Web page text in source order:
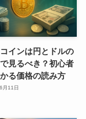
インは円とドルの
見るべき？初心者
る価格の読み方
月11日